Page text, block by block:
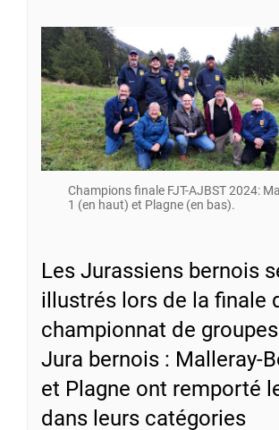
Champions finale FJT-AJBST 2024:
1 (en haut) et Plagne (en bas).
Les Jurassiens bernois
illustrés lors de la finale
championnat de
Jura bernois : Malleray-
et Plagne ont remporté
dans leurs catégories